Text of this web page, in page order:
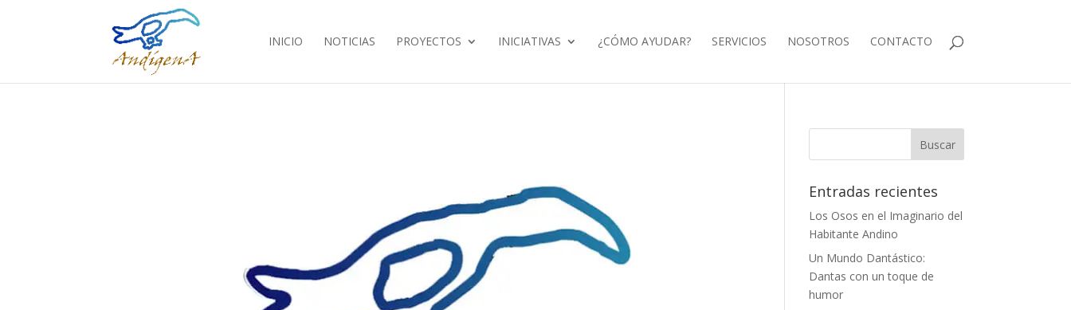
INICIO NOTICIAS PROYECTOS INICIATIVAS ¿CÓMO AYUDAR? SERVICIOS NOSOTROS CONTACTO
Entradas recientes
Los Osos en el Imaginario del
Habitante Andino
Un Mundo Dantástico:
Dantas con un toque de
humor